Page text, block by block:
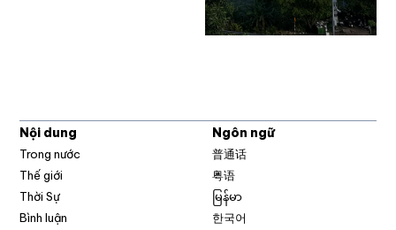
Nội dung
Trong nước
Thế giới
Thời Sự
Bình luận
Ngôn ngữ
普通话
粤语
မြန်မာ
한국어